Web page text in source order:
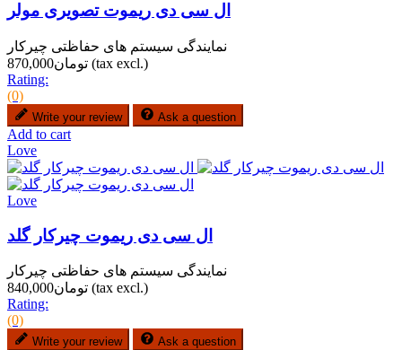
ال سی دی ریموت تصویری مولر
نمایندگی سیستم های حفاظتی چیرکار
تومان870,000 (tax excl.)
Rating:
(0)
Write your review Ask a question
Add to cart
Love
Love
ال سی دی ریموت چیرکار گلد
نمایندگی سیستم های حفاظتی چیرکار
تومان840,000 (tax excl.)
Rating:
(0)
Write your review Ask a question